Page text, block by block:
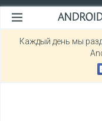
Каждый день мы